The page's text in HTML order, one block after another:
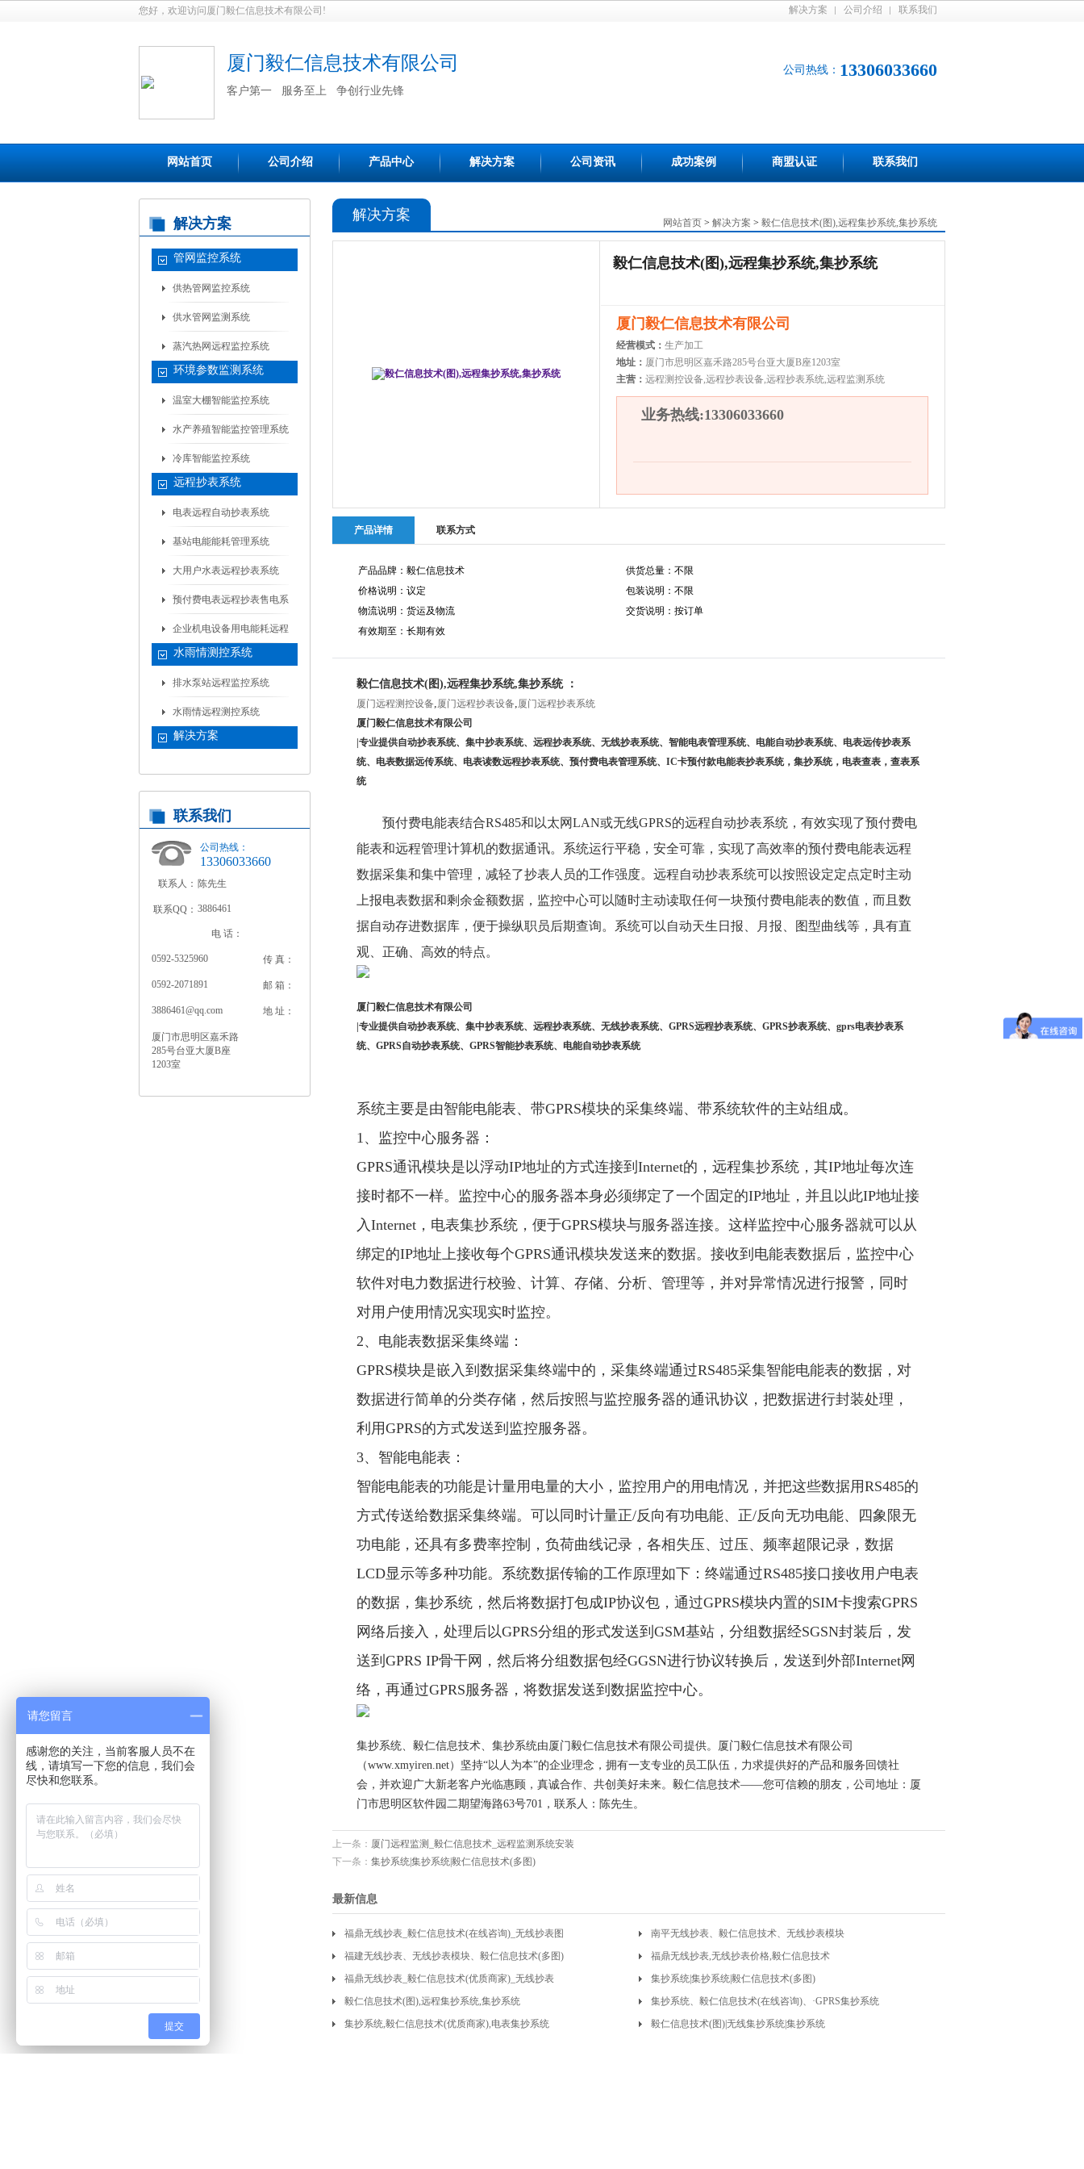
您好，欢迎访问厦门毅仁信息技术有限公司! 解决方案 公司介绍 联系我们
厦门毅仁信息技术有限公司
客户第一 服务至上 争创行业先锋
公司热线： 13306033660
网站首页 公司介绍 产品中心 解决方案 公司资讯 成功案例 商盟认证 联系我们
解决方案
管网监控系统
供热管网监控系统
供水管网监测系统
蒸汽热网远程监控系统
环境参数监测系统
温室大棚智能监控系统
水产养殖智能监控管理系统
冷库智能监控系统
远程抄表系统
电表远程自动抄表系统
基站电能能耗管理系统
大用户水表远程抄表系统
预付费电表远程抄表售电系
企业机电设备用电能耗远程
自... 水雨情测控系统
排水泵站远程监控系统
水雨情远程测控系统
解决方案
联系我们
公司热线：
13306033660
联系人： 陈先生
联系QQ： 3886461
电 话：
0592-5325960 传 真：
0592-2071891 邮 箱：
3886461@qq.com 地 址：
厦门市思明区嘉禾路
285号台亚大厦B座
1203室
网站首页 > 解决方案 > 毅仁信息技术(图),远程集抄系统,集抄系统
解决方案
毅仁信息技术(图),远程集抄系统,集抄系统
厦门毅仁信息技术有限公司
经营模式： 生产加工
地址： 厦门市思明区嘉禾路285号台亚大厦B座1203室
主营： 远程测控设备,远程抄表设备,远程抄表系统,远程监测系统
业务热线:13306033660
产品详情 联系方式
产品品牌：毅仁信息技术
供货总量：不限
价格说明：议定
包装说明：不限
物流说明：货运及物流
交货说明：按订单
有效期至：长期有效
毅仁信息技术(图),远程集抄系统,集抄系统 ：
厦门远程测控设备,厦门远程抄表设备,厦门远程抄表系统
厦门毅仁信息技术有限公司
|专业提供自动抄表系统、集中抄表系统、远程抄表系统、无线抄表系统、智能电表管理系统、电能自动抄表系统、电表远传抄表系
统、电表数据远传系统、电表读数远程抄表系统、预付费电表管理系统、IC卡预付款电能表抄表系统，集抄系统，电表查表，查表系
统
预付费电能表结合RS485和以太网LAN或无线GPRS的远程自动抄表系统，有效实现了预付费电
能表和远程管理计算机的数据通讯。系统运行平稳，安全可靠，实现了高效率的预付费电能表远程
数据采集和集中管理，减轻了抄表人员的工作强度。远程自动抄表系统可以按照设定定点定时主动
上报电表数据和剩余金额数据，监控中心可以随时主动读取任何一块预付费电能表的数值，而且数
据自动存进数据库，便于操纵职员后期查询。系统可以自动天生日报、月报、图型曲线等，具有直
观、正确、高效的特点。
厦门毅仁信息技术有限公司
|专业提供自动抄表系统、集中抄表系统、远程抄表系统、无线抄表系统、GPRS远程抄表系统、GPRS抄表系统、gprs电表抄表系
统、GPRS自动抄表系统、GPRS智能抄表系统、电能自动抄表系统
系统主要是由智能电能表、带GPRS模块的采集终端、带系统软件的主站组成。
1、监控中心服务器：
GPRS通讯模块是以浮动IP地址的方式连接到Internet的，远程集抄系统，其IP地址每次连
接时都不一样。监控中心的服务器本身必须绑定了一个固定的IP地址，并且以此IP地址接
入Internet，电表集抄系统，便于GPRS模块与服务器连接。这样监控中心服务器就可以从
绑定的IP地址上接收每个GPRS通讯模块发送来的数据。接收到电能表数据后，监控中心
软件对电力数据进行校验、计算、存储、分析、管理等，并对异常情况进行报警，同时
对用户使用情况实现实时监控。
2、电能表数据采集终端：
GPRS模块是嵌入到数据采集终端中的，采集终端通过RS485采集智能电能表的数据，对
数据进行简单的分类存储，然后按照与监控服务器的通讯协议，把数据进行封装处理，
利用GPRS的方式发送到监控服务器。
3、智能电能表：
智能电能表的功能是计量用电量的大小，监控用户的用电情况，并把这些数据用RS485的
方式传送给数据采集终端。可以同时计量正/反向有功电能、正/反向无功电能、四象限无
功电能，还具有多费率控制，负荷曲线记录，各相失压、过压、频率超限记录，数据
LCD显示等多种功能。系统数据传输的工作原理如下：终端通过RS485接口接收用户电表
的数据，集抄系统，然后将数据打包成IP协议包，通过GPRS模块内置的SIM卡搜索GPRS
网络后接入，处理后以GPRS分组的形式发送到GSM基站，分组数据经SGSN封装后，发
送到GPRS IP骨干网，然后将分组数据包经GGSN进行协议转换后，发送到外部Internet网
络，再通过GPRS服务器，将数据发送到数据监控中心。
集抄系统、毅仁信息技术、集抄系统由厦门毅仁信息技术有限公司提供。厦门毅仁信息技术有限公司
（www.xmyiren.net）坚持“以人为本”的企业理念，拥有一支专业的员工队伍，力求提供好的产品和服务回馈社
会，并欢迎广大新老客户光临惠顾，真诚合作、共创美好未来。毅仁信息技术——您可信赖的朋友，公司地址：厦
门市思明区软件园二期望海路63号701，联系人：陈先生。
上一条： 厦门远程监测_毅仁信息技术_远程监测系统安装
下一条： 集抄系统|集抄系统|毅仁信息技术(多图)
最新信息
福鼎无线抄表_毅仁信息技术(在线咨询)_无线抄表图
南平无线抄表、毅仁信息技术、无线抄表模块
福建无线抄表、无线抄表模块、毅仁信息技术(多图)
福鼎无线抄表,无线抄表价格,毅仁信息技术
福鼎无线抄表_毅仁信息技术(优质商家)_无线抄表
集抄系统|集抄系统|毅仁信息技术(多图)
毅仁信息技术(图),远程集抄系统,集抄系统
集抄系统、毅仁信息技术(在线咨询)、·GPRS集抄系统
集抄系统,毅仁信息技术(优质商家),电表集抄系统
毅仁信息技术(图)|无线集抄系统|集抄系统
请您留言
感谢您的关注，当前客服人员不在
线，请填写一下您的信息，我们会
尽快和您联系。
提交